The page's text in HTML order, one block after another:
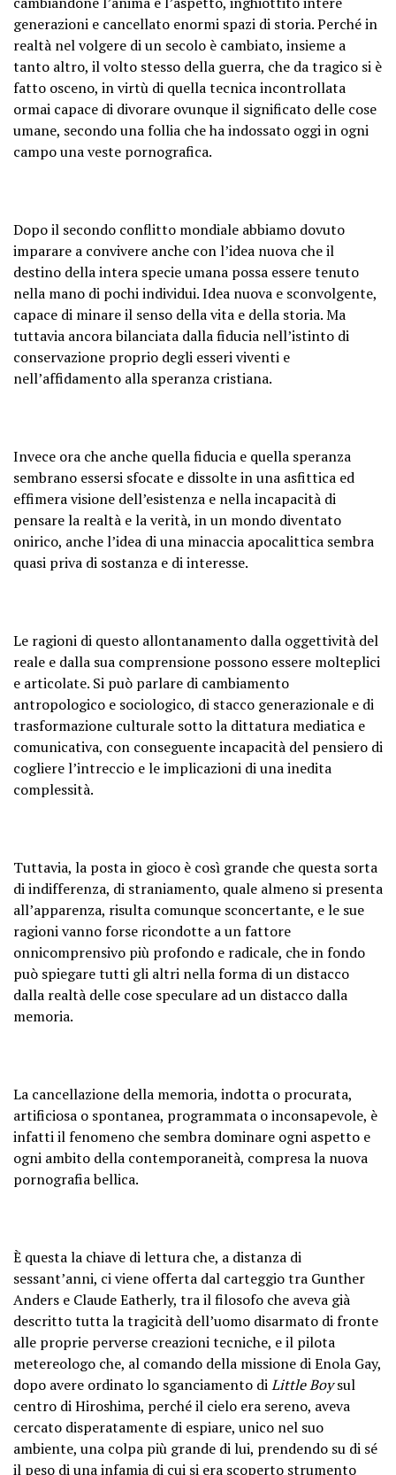
generazioni e cancellato enormi spazi di storia. Perché in
realtà nel volgere di un secolo è cambiato, insieme a
tanto altro, il volto stesso della guerra, che da tragico si è
fatto osceno, in virtù di quella tecnica incontrollata
ormai capace di divorare ovunque il significato delle cose
umane, secondo una follia che ha indossato oggi in ogni
campo una veste pornografica.
Dopo il secondo conflitto mondiale abbiamo dovuto
imparare a convivere anche con l’idea nuova che il
destino della intera specie umana possa essere tenuto
nella mano di pochi individui. Idea nuova e sconvolgente,
capace di minare il senso della vita e della storia. Ma
tuttavia ancora bilanciata dalla fiducia nell’istinto di
conservazione proprio degli esseri viventi e
nell’affidamento alla speranza cristiana.
Invece ora che anche quella fiducia e quella speranza
sembrano essersi sfocate e dissolte in una asfittica ed
effimera visione dell’esistenza e nella incapacità di
pensare la realtà e la verità, in un mondo diventato
onirico, anche l’idea di una minaccia apocalittica sembra
quasi priva di sostanza e di interesse.
Le ragioni di questo allontanamento dalla oggettività del
reale e dalla sua comprensione possono essere molteplici
e articolate. Si può parlare di cambiamento
antropologico e sociologico, di stacco generazionale e di
trasformazione culturale sotto la dittatura mediatica e
comunicativa, con conseguente incapacità del pensiero di
cogliere l’intreccio e le implicazioni di una inedita
complessità.
Tuttavia, la posta in gioco è così grande che questa sorta
di indifferenza, di straniamento, quale almeno si presenta
all’apparenza, risulta comunque sconcertante, e le sue
ragioni vanno forse ricondotte a un fattore
onnicomprensivo più profondo e radicale, che in fondo
può spiegare tutti gli altri nella forma di un distacco
dalla realtà delle cose speculare ad un distacco dalla
memoria.
La cancellazione della memoria, indotta o procurata,
artificiosa o spontanea, programmata o inconsapevole, è
infatti il fenomeno che sembra dominare ogni aspetto e
ogni ambito della contemporaneità, compresa la nuova
pornografia bellica.
È questa la chiave di lettura che, a distanza di
sessant’anni, ci viene offerta dal carteggio tra Gunther
Anders e Claude Eatherly, tra il filosofo che aveva già
descritto tutta la tragicità dell’uomo disarmato di fronte
alle proprie perverse creazioni tecniche, e il pilota
metereologo che, al comando della missione di Enola Gay,
dopo avere ordinato lo sganciamento diLittle Boysul
centro di Hiroshima, perché il cielo era sereno, aveva
cercato disperatamente di espiare, unico nel suo
ambiente, una colpa più grande di lui, prendendo su di sé
il peso di una infamia di cui si era scoperto strumento